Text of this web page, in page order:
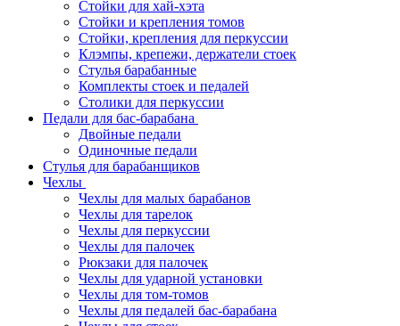
Стойки для хай-хэта
Стойки и крепления томов
Стойки, крепления для перкуссии
Клэмпы, крепежи, держатели стоек
Стулья барабанные
Комплекты стоек и педалей
Столики для перкуссии
Педали для бас-барабана
Двойные педали
Одиночные педали
Стулья для барабанщиков
Чехлы
Чехлы для малых барабанов
Чехлы для тарелок
Чехлы для перкуссии
Чехлы для палочек
Рюкзаки для палочек
Чехлы для ударной установки
Чехлы для том-томов
Чехлы для педалей бас-барабана